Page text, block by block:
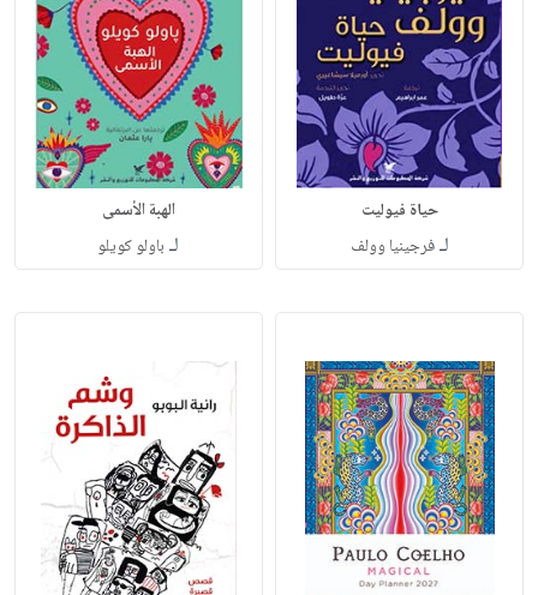
حياة فيوليت
لـفرجينيا وولف
الهبة الأسمى
لـ باولو كويلو